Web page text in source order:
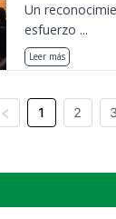
Un
esfuerzo ...
Leer más
1 2 3